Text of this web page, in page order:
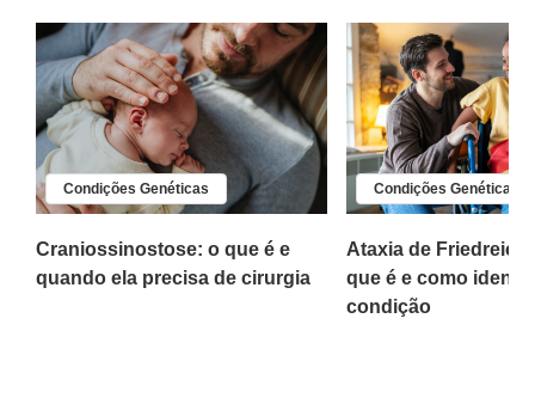
Condições Genéticas
Craniossinostose: o que é e
quando ela precisa de cirurgia
Condições Genéticas
Ataxia de
que é e como
condição